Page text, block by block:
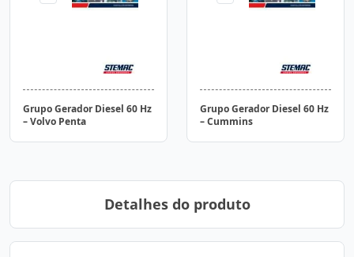
Grupo Gerador Diesel 60 Hz
– Volvo Penta
Grupo Gerador Diesel 60 Hz
– Cummins
Detalhes do produto